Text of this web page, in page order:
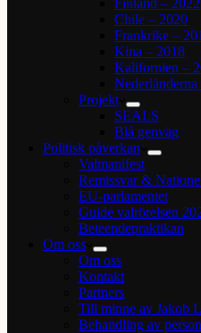
Finland – 2022
Chile – 2020
Frankrike –
Kina – 2018
Kalifornien –
Nederländerna
Projekt
SEALS
Blå genväg
Politisk påverkan
Valmanifest
Remissvar &
EU-parlamentet
Guide valrörelsen
Beteendepraktikan
Om oss
Om oss
Kontakt
Partners
Till minne av Jakob
Behandling av